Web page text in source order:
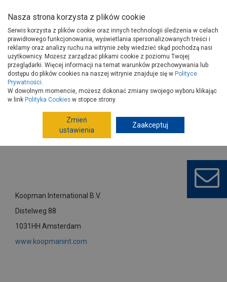
Strona główna Dostawcy Koopman International B.V.
Koopman International B.V.
Distelweg 88
1031HH Amsterdam
www.koopmanint.com
Nasza strona korzysta z plików cookie
Serwis korzysta z plików cookie oraz innych technologii śledzenia w celach
prawidłowego funkcjonowania, wyświetlania spersonalizowanych treści i
reklamy oraz analizy ruchu na witrynie żeby wiedzieć skąd pochodzą nasi
użytkownicy. Możesz zarządzać plikami cookie z poziomu Twojej
przeglądarki. Więcej informacji na temat warunków przechowywania lub
dostępu do plików cookies na naszej witrynie znajduje się w Polityce
Prywatności.
W dowolnym momencie, możesz dokonać zmiany swojego wyboru klikając
w link Polityka Cookies w stopce strony.
Zmień
ustawienia
Zaakceptuj